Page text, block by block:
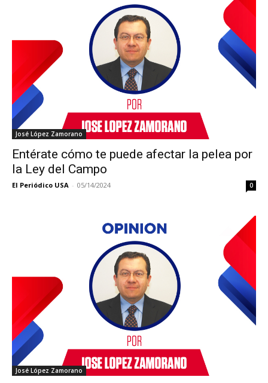
José López Zamorano
Entérate cómo te puede afectar la pelea por
la Ley del Campo
El Periódico USA - 05/14/2024 0
José López Zamorano